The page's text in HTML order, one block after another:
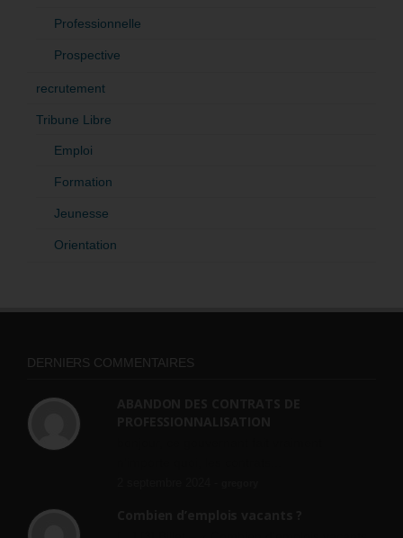
Professionnelle
Prospective
recrutement
Tribune Libre
Emploi
Formation
Jeunesse
Orientation
DERNIERS COMMENTAIRES